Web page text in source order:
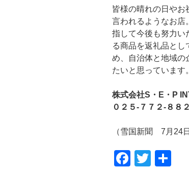
皆様の晴れの日やお
言われるようなお店
指して今後も努力い
る商品を返礼品と
め、自治体と地域の
たいと思っています。
株式会社S・E・P
０２５-７７２-８８
（雪国新聞 7月24
F
T